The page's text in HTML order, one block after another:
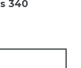
340